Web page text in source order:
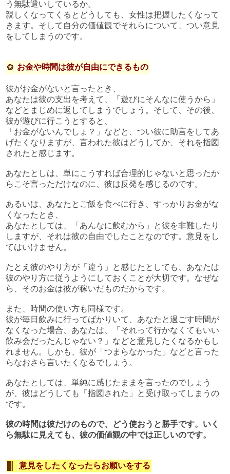
う無駄遣いしているか。
親しくなってくるとどうしても、女性は把握したくなって
きます。そして自分の価値観でそれらについて、つい意見
をしてしまうのです。
お金や時間は彼が自由にできるもの
彼がお金がないと言ったとき、
あなたは彼の支出を考えて、「遊びにそんなに使うから」
などとまじめに返してしまうでしょう。そして、その後、
彼が遊びに行こうとすると、
「お金がないんでしょ？」などと、つい彼に助言をしてあ
げたくなりますが、言われた彼はどうしてか、それを指図
されたと感じます。
あなたとしは、単にこうすれば合理的じゃないと思ったか
らこそ言っただけなのに、彼は反発を感じるのです。
あるいは、あなたとご飯を食べに行き、すっかりお金がな
くなったとき、
あなたとしては、「あんなに飲むから」と彼を非難したり
しますが、それは彼の自由でしたことなのです。意見をし
てはいけません。
たとえ彼のやり方が「違う」と感じたとしても、あなたは
彼のやり方に従うようにしておくことが大切です。なぜな
ら、そのお金は彼が稼いだものだからです。
また、時間の使い方も同様です。
彼が毎日飲みに行ってばかりいて、あなたと過ごす時間が
なくなった場合、あなたは、「それって行かなくてもいい
飲み会だったんじゃない？」などと意見したくなるかもし
れません。しかも、彼が「つまらなかった」などと言った
らなおさら言いたくなるでしょう。
あなたとしては、単純に感じたままを言ったのでしょう
が、彼はどうしても「指図された」と受け取ってしまうの
です。
彼の時間は彼だけのもので、どう使おうと勝手です。いく
ら無駄に見えても、彼の価値観の中では正しいのです。
意見をしたくなったらお願いをする